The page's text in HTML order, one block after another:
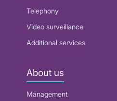
Telephony
Video surveillance
Additional services
About us
Management